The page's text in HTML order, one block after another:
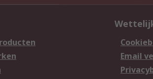
Email